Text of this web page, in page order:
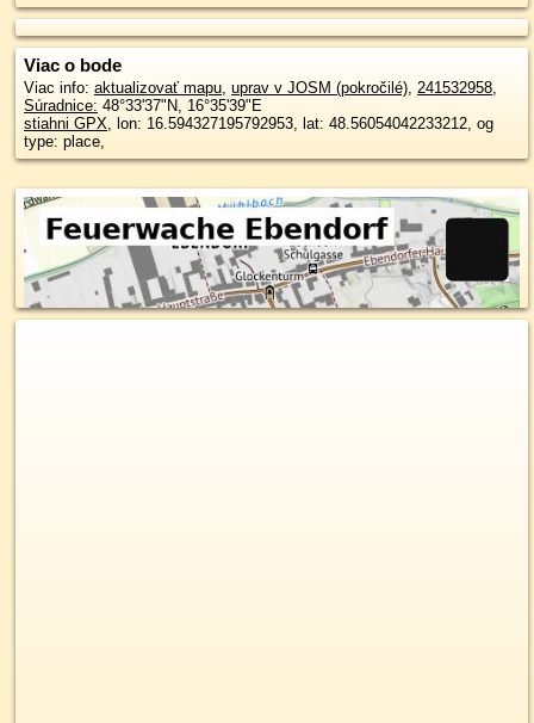
Viac o bode
Viac info: aktualizovať mapu, uprav v JOSM (pokročilé), 241532958,
Súradnice: 48°33'37"N, 16°35'39"E
stiahni GPX, lon: 16.594327195792953, lat: 48.56054042233212, og
type: place,